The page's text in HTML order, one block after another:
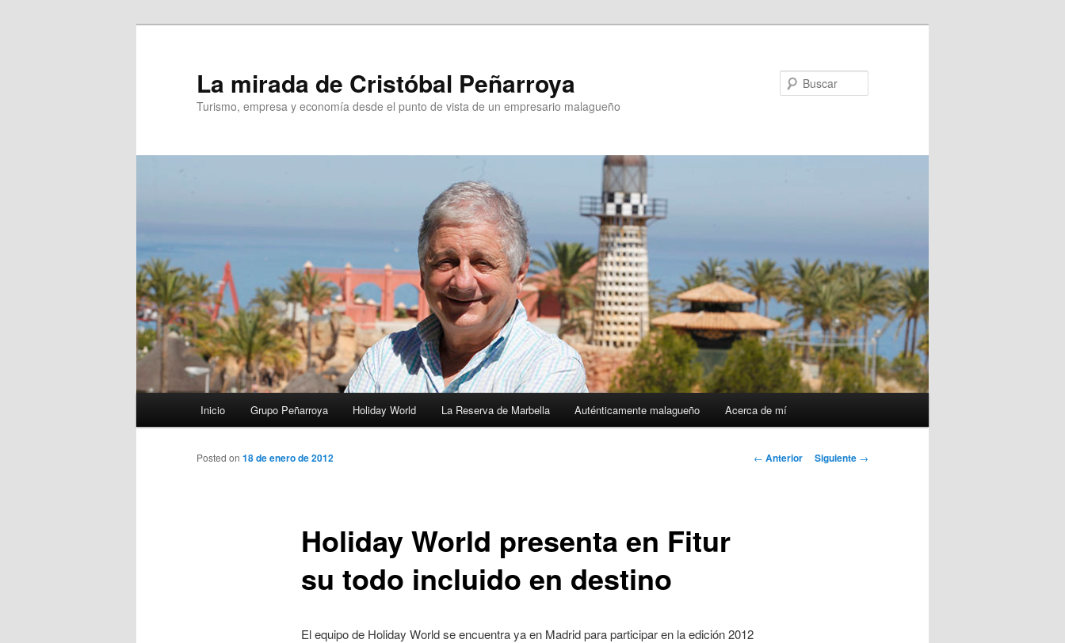
La mirada de Cristóbal Peñarroya
Turismo, empresa y economía desde el punto de vista de un empresario malagueño
Inicio Grupo Peñarroya Holiday World La Reserva de Marbella Auténticamente malagueño Acerca de mí
Navegación
← Anterior Siguiente →
Holiday World presenta en Fitur
su todo incluido en destino
Posted on 18 de enero de 2012
El equipo de Holiday World se encuentra ya en Madrid para participar en la edición 2012